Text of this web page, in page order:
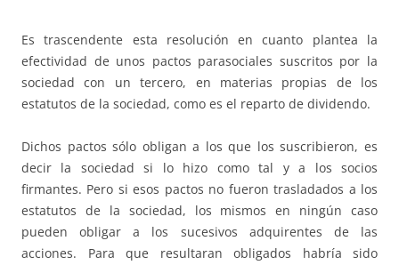
Es trascendente esta resolución en cuanto plantea la
efectividad de unos pactos parasociales suscritos por la
sociedad con un tercero, en materias propias de los
estatutos de la sociedad, como es el reparto de dividendo.
Dichos pactos sólo obligan a los que los suscribieron, es
decir la sociedad si lo hizo como tal y a los socios
firmantes. Pero si esos pactos no fueron trasladados a los
estatutos de la sociedad, los mismos en ningún caso
pueden obligar a los sucesivos adquirentes de las
acciones. Para que resultaran obligados habría sido